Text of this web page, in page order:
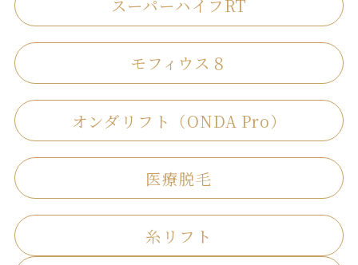
スーパーハイフRT
モフィウス８
オンダリフト（ONDA Pro）
医療脱毛
糸リフト